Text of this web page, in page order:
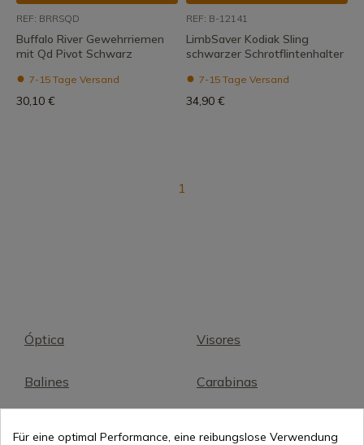
REF: BRRSQD
Buffalo River Gewehrriemen
mit Qd Pivot Schwarz
7-15 Tage Versand
30,10 €
REF: B-12141
LimbSaver Kodiak Sling
schwarzer Schrotflintenhalter
7-15 Tage Versand
34,90 €
1
Óptica Visores
Balines Carabinas
Für eine optimal Performance, eine reibungslose Verwendung